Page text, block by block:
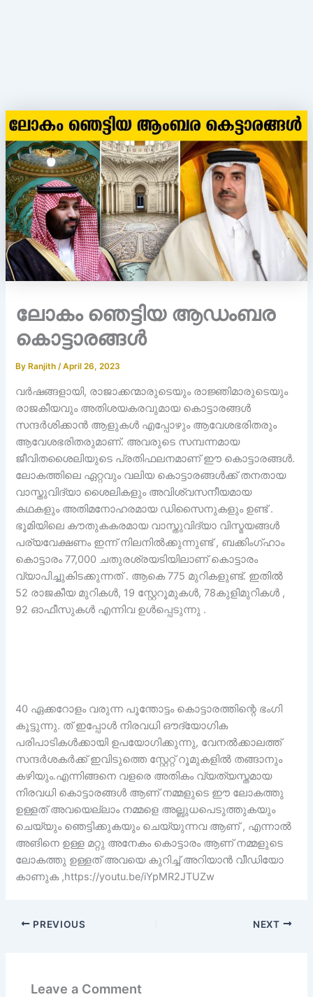
ലോകം ഞെട്ടിയ ആഡംബര
കൊട്ടാരങ്ങൾ
By Ranjith/April 26, 2023
വർഷങ്ങളായി, രാജാക്കന്മാരുടെയും രാജ്ഞിമാരുടെയും
രാജകീയവും അതിശയകരവുമായ കൊട്ടാരങ്ങൾ
സന്ദർശിക്കാൻ ആളുകൾ എപ്പോഴും ആവേശഭരിതരും
ആവേശഭരിതരുമാണ്. അവരുടെ സമ്പന്നമായ
ജീവിതശൈലിയുടെ പ്രതിഫലനമാണ് ഈ കൊട്ടാരങ്ങൾ.
ലോകത്തിലെ ഏറ്റവും വലിയ കൊട്ടാരങ്ങൾക്ക് തനതായ
വാസ്തുവിദ്യാ ശൈലികളും അവിശ്വസനീയമായ
കഥകളും അതിമനോഹരമായ ഡിസൈനുകളും ഉണ്ട് .
ഭൂമിയിലെ കൗതുകകരമായ വാസ്തുവിദ്യാ വിസ്മയങ്ങൾ
പര്യവേക്ഷണം ഇന്ന് നിലനിൽക്കുന്നുണ്ട് , ബക്കിംഗ്ഹാം
കൊട്ടാരം 77,000 ചതുരശ്രയടിയിലാണ് കൊട്ടാരം
വ്യാപിച്ചുകിടക്കുന്നത് . ആകെ 775 മുറികളുണ്ട്. ഇതിൽ
52 രാജകീയ മുറികൾ, 19 സ്റ്റേറൂമുകൾ, 78കുളിമുറികൾ ,
92 ഓഫീസുകൾ എന്നിവ ഉൾപ്പെടുന്നു .
40 ഏക്കറോളം വരുന്ന പൂന്തോട്ടം കൊട്ടാരത്തിന്റെ ഭംഗി
കൂട്ടുന്നു. ത് ഇപ്പോൾ നിരവധി ഔദ്യോഗിക
പരിപാടികൾക്കായി ഉപയോഗിക്കുന്നു, വേനൽക്കാലത്ത്
സന്ദർശകർക്ക് ഇവിടുത്തെ സ്റ്റേറ്റ് റൂമുകളിൽ തങ്ങാനും
കഴിയും.എന്നിങ്ങനെ വളരെ അതികം വ്യത്യസ്തമായ
നിരവധി കൊട്ടാരങ്ങൾ ആണ് നമ്മളുടെ ഈ ലോകത്തു
ഉള്ളത് അവയെല്ലാം നമ്മളെ അല്ബുധപെടുത്തുകയും
ചെയ്യും ഞെട്ടിക്കുകയും ചെയ്യുന്നവ ആണ് , എന്നാൽ
അങിനെ ഉള്ള മറ്റു അനേകം കൊട്ടാരം ആണ് നമ്മളുടെ
ലോകത്തു ഉള്ളത് അവയെ കുറിച്ച് അറിയാൻ വീഡിയോ
കാണുക ,https://youtu.be/iYpMR2JTUZw
PREVIOUS NEXT
Leave a Comment